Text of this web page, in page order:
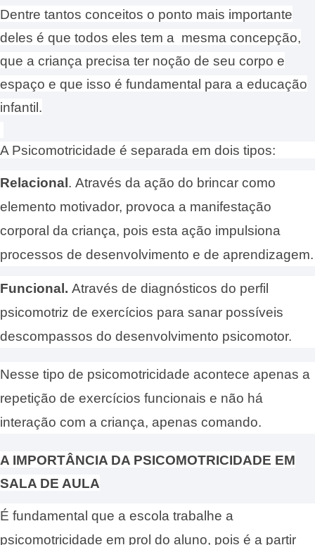
Dentre tantos conceitos o ponto mais importante
deles é que todos eles tem a mesma concepção,
que a criança precisa ter noção de seu corpo e
espaço e que isso é fundamental para a educação
infantil.
A Psicomotricidade é separada em dois tipos:
Relacional . Através da ação do brincar como
elemento motivador, provoca a manifestação
corporal da criança, pois esta ação impulsiona
processos de desenvolvimento e de aprendizagem.
Funcional. Através de diagnósticos do perfil
psicomotriz de exercícios para sanar possíveis
descompassos do desenvolvimento psicomotor.
Nesse tipo de psicomotricidade acontece apenas a
repetição de exercícios funcionais e não há
interação com a criança, apenas comando.
A IMPORTÂNCIA DA PSICOMOTRICIDADE EM
SALA DE AULA
É fundamental que a escola trabalhe a
psicomotricidade em prol do aluno, pois é a partir